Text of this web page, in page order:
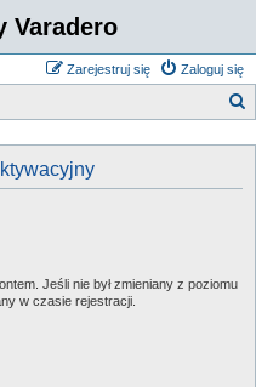
Varadero
Zaloguj się
Zarejestruj się
Jeśli nie był zmieniany z poziomu
w czasie rejestracji.